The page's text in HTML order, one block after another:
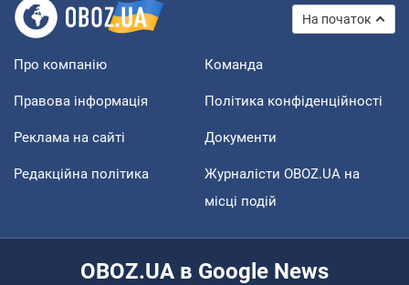
На початок
Про компанію Команда
Правова інформація Політика конфіденційності
Реклама на сайті Документи
Редакційна політика
Журналісти OBOZ.UA на
місці подій
OBOZ.UA в Google News